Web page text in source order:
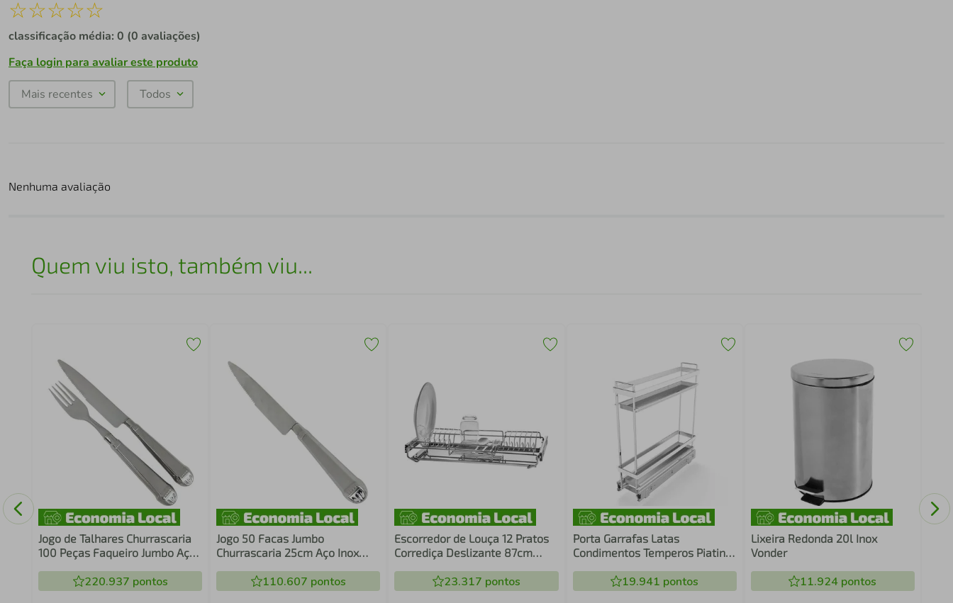
☆☆☆☆☆
classificação média: 0 (0 avaliações)
Faça login para avaliar este produto
Mais recentes Todos
Nenhuma avaliação
Quem viu isto, também viu...
Jogo de Talhares Churrascaria
100 Peças Faqueiro Jumbo Aço
220.937 pontos
Jogo 50 Facas Jumbo
Churrascaria 25cm Aço Inox
110.607 pontos
Escorredor de Louça 12 Pratos
Corrediça Deslizante 87cm
23.317 pontos
Porta Garrafas Latas
Condimentos Temperos Piatina
Cromado Piva19.941 pontos
Lixeira Redonda 20l Inox
Vonder
11.924 pontos